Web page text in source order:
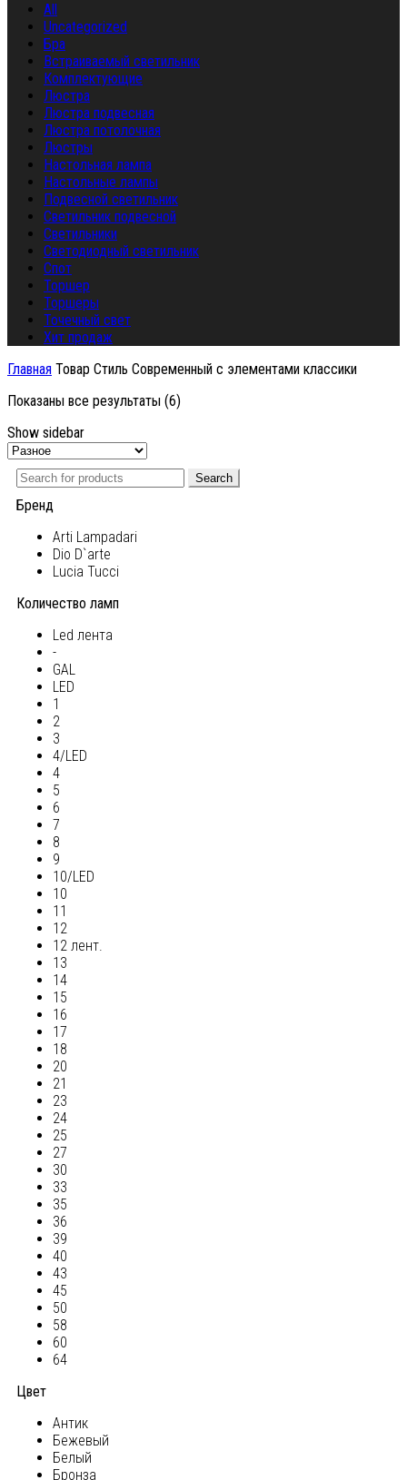
All
Uncategorized
Бра
Встраиваемый светильник
Комплектующие
Люстра
Люстра подвесная
Люстра потолочная
Люстры
Настольная лампа
Настольные лампы
Подвесной светильник
Светильник подвесной
Светильники
Светодиодный светильник
Спот
Торшер
Торшеры
Точечный свет
Хит продаж
Главная Товар Стиль Современный с элементами классики
Показаны все результаты (6)
Show sidebar
Search
Бренд
Arti Lampadari
Dio D`arte
Lucia Tucci
Количество ламп
Led лента
-
GAL
LED
1
2
3
4/LED
4
5
6
7
8
9
10/LED
10
11
12
12 лент.
13
14
15
16
17
18
20
21
23
24
25
27
30
33
35
36
39
40
43
45
50
58
60
64
Цвет
Антик
Бежевый
Белый
Бронза